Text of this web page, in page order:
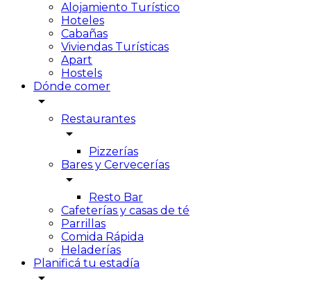
Alojamiento Turístico
Hoteles
Cabañas
Viviendas Turísticas
Apart
Hostels
Dónde comer
arrow_drop_down
Restaurantes
arrow_drop_down
Pizzerías
Bares y Cervecerías
arrow_drop_down
Resto Bar
Cafeterías y casas de té
Parrillas
Comida Rápida
Heladerías
Planificá tu estadía
arrow_drop_down